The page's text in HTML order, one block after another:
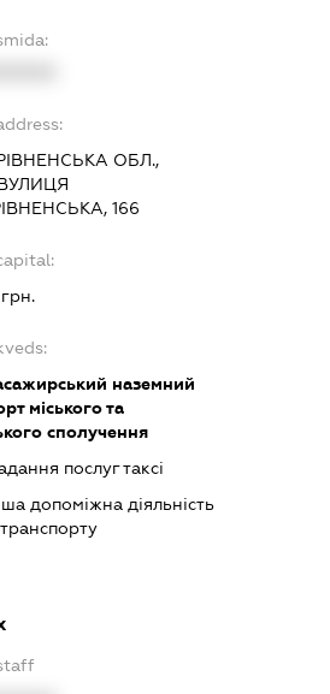
ОБЛ.,
166
наземний
міського та
сполучення
послуг таксі
допоміжна діяльність